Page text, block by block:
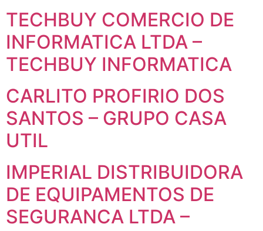
TECHBUY COMERCIO DE
INFORMATICA LTDA –
TECHBUY INFORMATICA
CARLITO PROFIRIO DOS
SANTOS – GRUPO CASA
UTIL
IMPERIAL DISTRIBUIDORA
DE EQUIPAMENTOS DE
SEGURANCA LTDA –